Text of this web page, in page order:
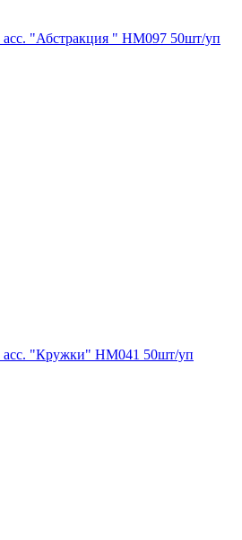
"Абстракция " HM097 50шт/уп
асс. "Кружки" HM041 50шт/уп